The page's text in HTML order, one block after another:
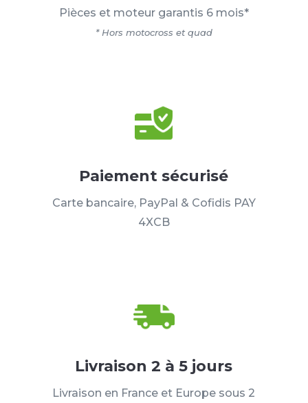
Pièces et moteur garantis 6 mois*
* Hors motocross et quad
Paiement sécurisé
Carte bancaire, PayPal & Cofidis PAY
4XCB
Livraison 2 à 5 jours
Livraison en France et Europe sous 2